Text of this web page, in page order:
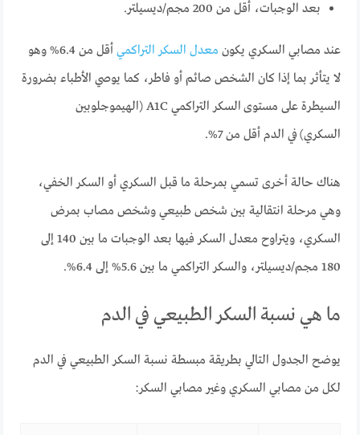
بعد الوجبات، أقل من 200 مجم/ديسيلتر.
عند مصابي السكري يكون معدل السكر التراكمي
أقل من 6.4% وهو
لا يتأثر بما إذا كان الشخص صائم أو فاطر، كما يوصي الأطباء بضرورة
السيطرة على مستوى السكر التراكمي A1C (الهيموجلوبين
السكري) في الدم أقل من 7%.
هناك حالة أخرى تسمي بمرحلة ما قبل السكري أو السكر الخفي،
وهي مرحلة انتقالية بين شخص طبيعي وشخص مصاب بمرض
السكري، ويتراوح معدل السكر فيها بعد الوجبات ما بين 140 إلى
180 مجم/ديسيلتر، والسكر التراكمي ما بين 5.6% إلى 6.4%.
ما هي نسبة السكر الطبيعي في الدم
يوضح الجدول التالي بطريقة مبسطة نسبة السكر الطبيعي في الدم
لكل من مصابي السكري وغير مصابي السكر: